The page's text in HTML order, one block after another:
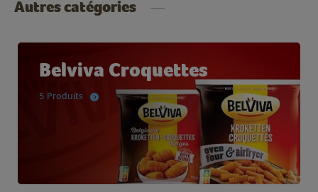
Autres catégories
Belviva Croquettes
5 Produits